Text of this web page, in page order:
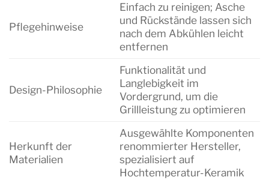
Pflegehinweise
Einfach zu reinigen; Asche
und Rückstände lassen sich
nach dem Abkühlen leicht
entfernen
Design-Philosophie
Funktionalität und
Langlebigkeit im
Vordergrund, um die
Grillleistung zu optimieren
Herkunft der
Materialien
Ausgewählte Komponenten
renommierter Hersteller,
spezialisiert auf
Hochtemperatur-Keramik